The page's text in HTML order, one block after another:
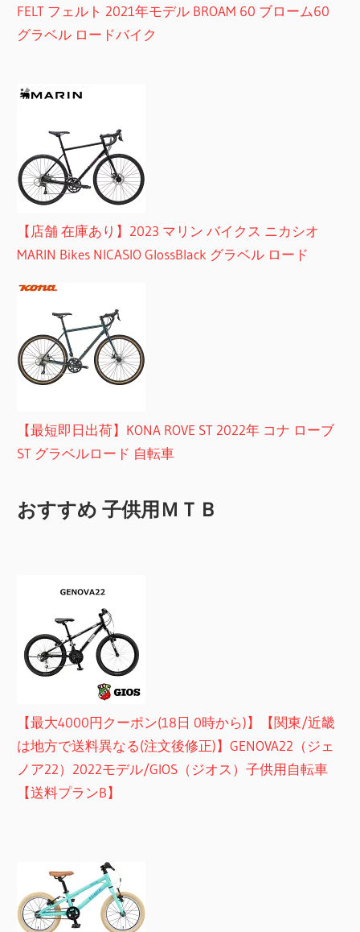
FELT フェルト 2021年モデル BROAM 60 ブローム60
グラベル ロードバイク
【店舗 在庫あり】2023 マリン バイクス ニカシオ
MARIN Bikes NICASIO GlossBlack グラベル ロード
【最短即日出荷】KONA ROVE ST 2022年 コナ ローブ
ST グラベルロード 自転車
おすすめ 子供用ＭＴＢ
【最大4000円クーポン(18日 0時から)】【関東/近畿
は地方で送料異なる(注文後修正)】GENOVA22（ジェ
ノア22）2022モデル/GIOS（ジオス）子供用自転車
【送料プランB】